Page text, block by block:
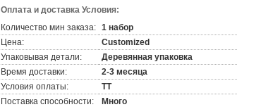
Оплата и доставка Условия:
Количество мин заказа: 1 набор
Цена:
Customized
Упаковывая детали:
Деревянная упаковка
Время доставки:
2-3 месяца
Условия оплаты:
ТТ
Поставка способности:
Много